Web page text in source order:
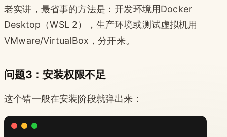
老实讲，最省事的方法是：开发环境用Docker
Desktop（WSL 2），生产环境或测试虚拟机用
VMware/VirtualBox，分开来。
问题3：安装权限不足
这个错一般在安装阶段就弹出来：